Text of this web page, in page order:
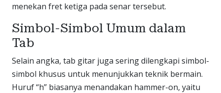
menekan fret ketiga pada senar tersebut.
Simbol-Simbol Umum dalam
Tab
Selain angka, tab gitar juga sering dilengkapi simbol-
simbol khusus untuk menunjukkan teknik bermain.
Huruf “h” biasanya menandakan hammer-on, yaitu